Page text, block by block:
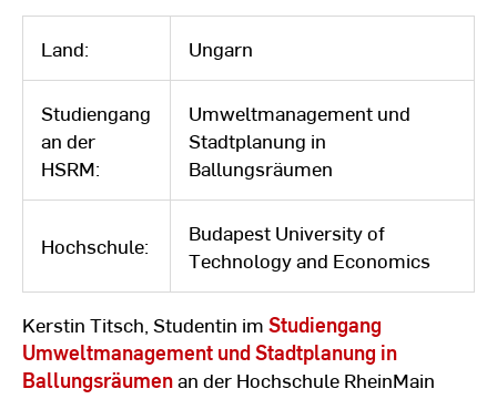
Land: Ungarn
Studiengang
an der
HSRM:
Umweltmanagement und
Stadtplanung in
Ballungsräumen
Hochschule:
Budapest University of
Technology and Economics
Kerstin Titsch, Studentin im Studiengang
Umweltmanagement und Stadtplanung in
Ballungsräumenan der Hochschule RheinMain